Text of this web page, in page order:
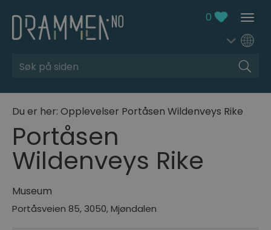
0
Søk
Du er her: Opplevelser Portåsen Wildenveys Rike
Portåsen
Wildenveys Rike
Museum
Portåsveien 85, 3050,Mjøndalen